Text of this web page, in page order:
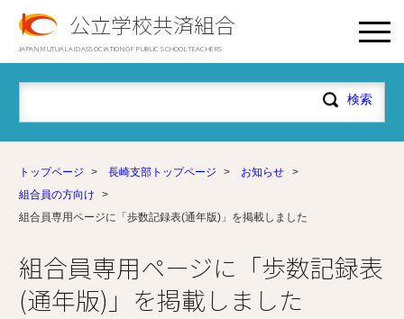
公立学校共済組合
JAPAN MUTUAL AID ASSOCIATION OF PUBLIC SCHOOL TEACHERS
トップページ > 長崎支部トップページ > お知らせ
>
組合員の方向け
>
組合員専用ページに「歩数記録表(通年版)」を掲載しました
組合員専用ページに「歩数記録表
(通年版)」を掲載しました